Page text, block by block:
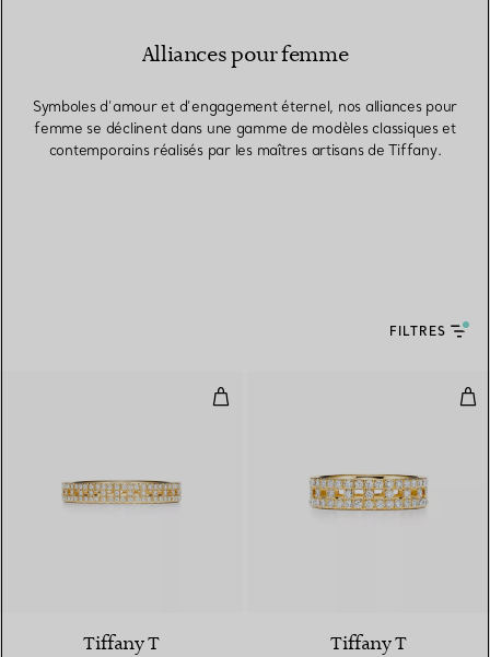
Alliances pour femme
Symboles d’amour et d’engagement éternel, nos alliances pour
femme se déclinent dans une gamme de modèles classiques et
contemporains réalisés par les maîtres artisans de Tiffany.
FILTRES
Bague True étroite en or 18
Tiffany T Tiffany T